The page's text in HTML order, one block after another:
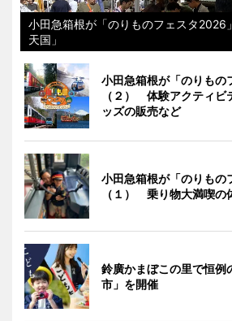
小田急箱根が「のりものフェスタ2026
天国」
小田急箱根が「のりもの
（２） 体験アクティビ
ッズの販売など
小田急箱根が「のりもの
（１） 乗り物大満喫の
鈴廣かまぼこの里で恒例
市」を開催